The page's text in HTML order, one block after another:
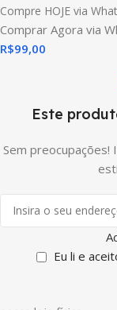
Compre HOJE via
Comprar Agora via
R$99,00
Este
Sem preocupações!
Eu li e